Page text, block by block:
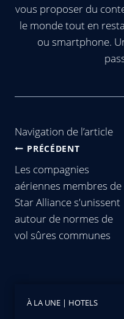
vous proposer du
le monde tout en
ou smartphone.
Navigation de l’article
PRÉCÉDENT
Les compagnies
aériennes membres de
Star Alliance s'unissent
autour de normes de
vol sûres communes
À LA UNE | HOTELS